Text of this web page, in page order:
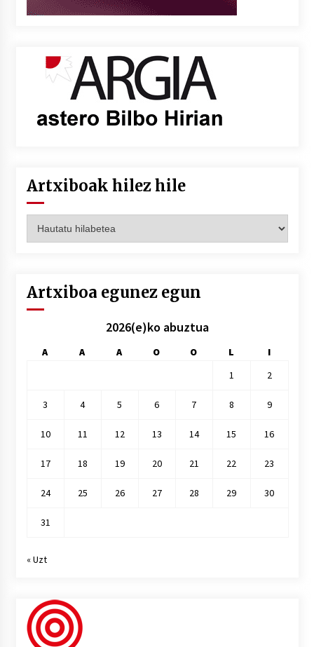
Artxiboak hilez hile
hilez
Artxiboa egunez egun
2026(e)ko abuztua
A A A O O L
I
1
2
3 4 5 6 7 8 9
10 11 12 13 14 15 16
17 18 19 20 21 22 23
24 25 26 27 28 29 30
31
« Uzt